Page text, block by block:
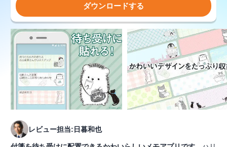
ダウンロードする
レビュー担当:日暮和也